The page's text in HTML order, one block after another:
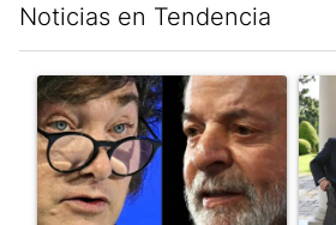
Noticias en Tendencia
Un artículo de tendencia con el título
Un